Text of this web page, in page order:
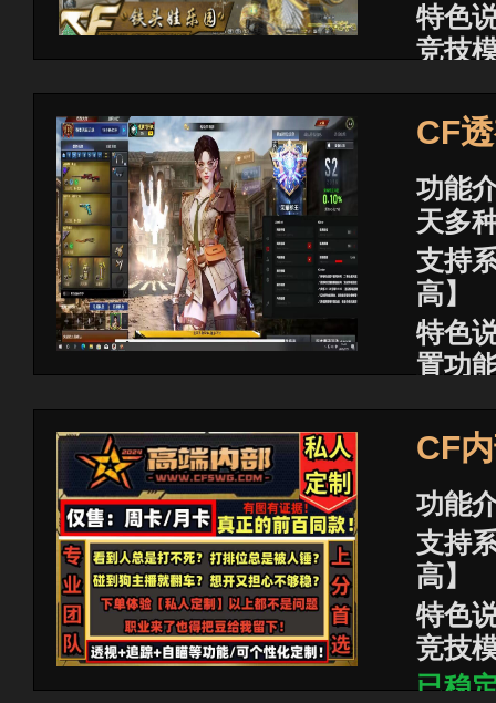
特色
竞技
已稳
商品
CF
功能
天多
支持
高】
特色
置功
已稳
商品
CF
功能
支持
高】
特色
竞技
已稳